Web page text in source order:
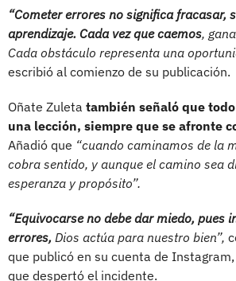
“Cometer errores no significa fracasar,
aprendizaje. Cada vez que caemos,
Cada obstáculo representa una
escribió al comienzo de su publicación.
Oñate Zuleta también señaló que
una lección, siempre que se afronte
Añadió que “cuando caminamos de la
cobra sentido, y aunque el camino sea
esperanza y propósito”.
“Equivocarse no debe dar miedo, pues
errores, Dios actúa para nuestro bien”,
que publicó en su cuenta de
que despertó el incidente.